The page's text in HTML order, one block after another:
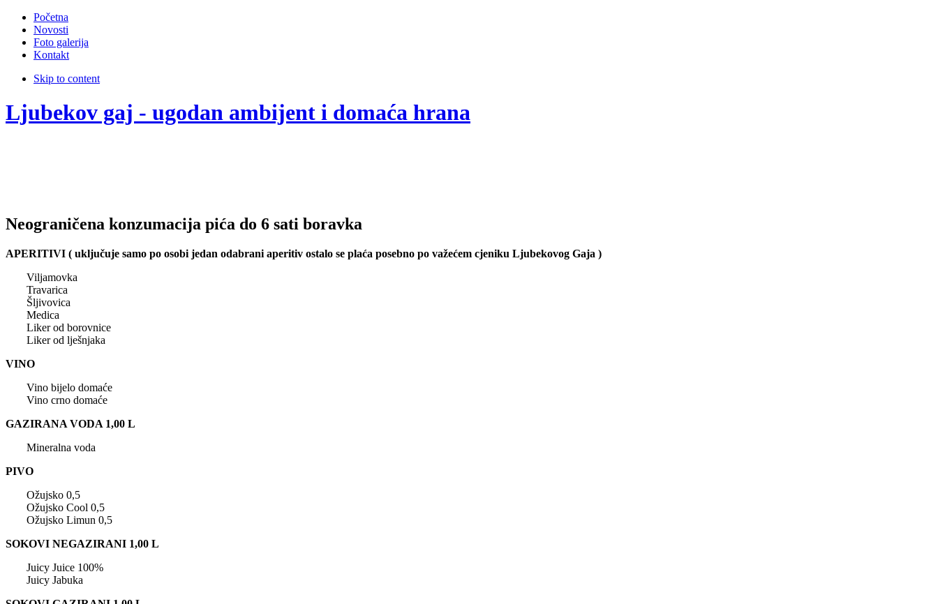
Početna
Novosti
Foto galerija
Kontakt
Skip to content
Ljubekov gaj - ugodan ambijent i domaća hrana
Neograničena konzumacija pića do 6 sati boravka
APERITIVI ( uključuje samo po osobi jedan odabrani aperitiv ostalo se plaća posebno po važećem cjeniku Ljubekovog Gaja )
Viljamovka
Travarica
Šljivovica
Medica
Liker od borovnice
Liker od lješnjaka
VINO
Vino bijelo domaće
Vino crno domaće
GAZIRANA VODA 1,00 L
Mineralna voda
PIVO
Ožujsko 0,5
Ožujsko Cool 0,5
Ožujsko Limun 0,5
SOKOVI NEGAZIRANI 1,00 L
Juicy Juice 100%
Juicy Jabuka